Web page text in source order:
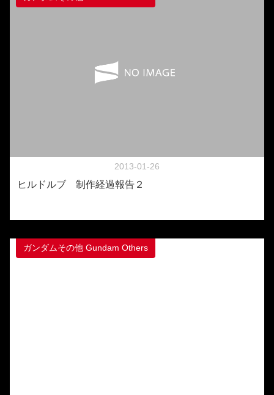
2013-01-26
ヒルドルブ 制作経過報告２
ガンダムその他 Gundam Others